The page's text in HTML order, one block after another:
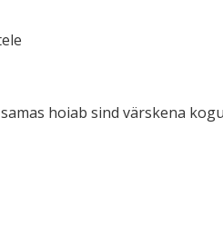
hoiab sind värskena